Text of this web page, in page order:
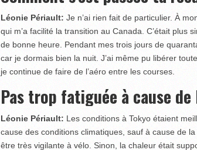
Léonie Périault: Je n’ai rien fait de particulier. À
qui m’a facilité la transition au Canada. C’était plus
de bonne heure. Pendant mes trois jours de
car je dormais bien la nuit. J’ai même pu libérer
je continue de faire de l’aéro entre les courses.
Pas trop fatiguée à cause
Léonie Périault: Les conditions à Tokyo étaient
cause des conditions climatiques, sauf à cause de
être très vigilante à vélo. Sinon, la chaleur était